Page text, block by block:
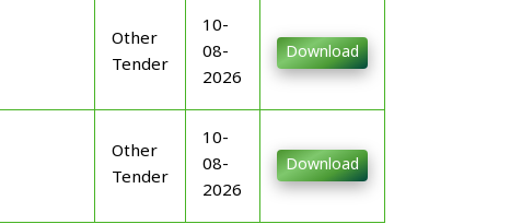
Other
Tender
10-
08-
2026
Download
Other
Tender
10-
08-
2026
Download